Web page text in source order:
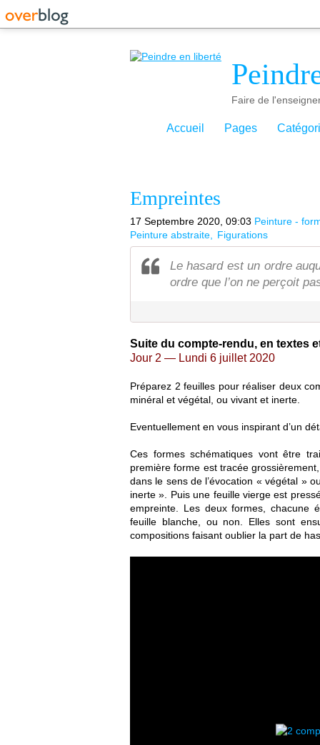
Faire de
Accueil Pages
Empreintes
17 Septembre 2020, 09:03 Peinture -
Peinture abstraite
Figurations
Le hasard est un ordre
ordre que l’on ne perçoit
Suite du compte-rendu, en textes
Jour 2 — Lundi 6 juillet 2020
Préparez 2 feuilles pour réaliser deux
minéral et végétal, ou vivant et inerte.
Eventuellement en vous inspirant d’un
Ces formes schématiques vont être
première forme est tracée
dans le sens de l’évocation « végétal »
inerte ». Puis une feuille vierge est
empreinte. Les deux formes, chacune
feuille blanche, ou non. Elles sont
compositions faisant oublier la part de